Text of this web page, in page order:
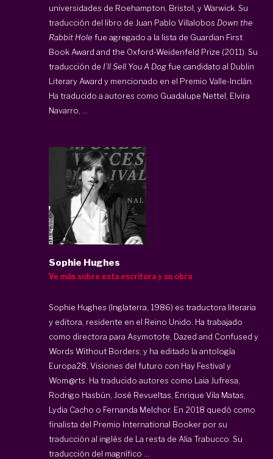
universidades de Roehampton, Bristol, y Warwick. Su
traducción del libro de Juan Pablo Villalobos Down the
Rabbit Hole fue agregado a la lista de Guardian First
Book Award and the Oxford-Weidenfeld Prize (2011). Su
traducción de I’ll Sell You A Dogfue candidato al Dublin
Literary Award y mencionado en el Premio Valle-Inclán.
Ha traducido a autores como Guadalupe Nettel, Elvira
Navarro, ...
Sophie Hughes
Ve más sobre esta escritora y su obra
Sophie Hughes (Inglaterra, 1986) es traductora literaria
y editora, residente en el Reino Unido. Ha trabajado
como directora para Asymotote, Dazed and Confused y
Words Without Borders; y ha editado la antología
Europa28, Visiones del futuro con Hay Festival y
Wom@rts. Ha traducido autores como Laia Jufresa,
Rodrigo Hasbún, José Revueltas, Enrique Vila Matas,
Lydia Cacho o Fernanda Melchor. En 2018 quedó como
finalista del Premio International Booker por su
traducción al inglés de La resta de Alia Trabucco. Su
traducción del magnífico ...